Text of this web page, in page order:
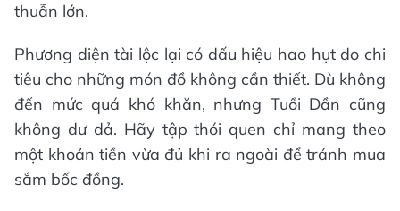
thuẫn lớn.
Phương diện tài lộc lại có dấu hiệu hao hụt do chi
tiêu cho những món đồ không cần thiết. Dù không
đến mức quá khó khăn, nhưng Tuổi Dần cũng
không dư dả. Hãy tập thói quen chỉ mang theo
một khoản tiền vừa đủ khi ra ngoài để tránh mua
sắm bốc đồng.